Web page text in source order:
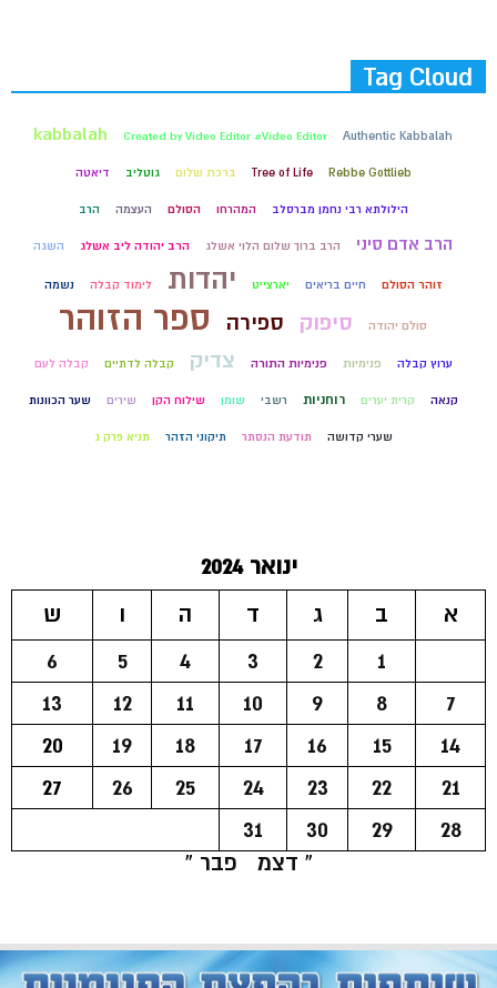
Tag Cloud
Authentic Kabbalah
Created by Video Editor #Video Editor
kabbalah
Rebbe Gottlieb
Tree of Life ברכת שלום גוטליב דיאטה
הילולתא רבי נחמן מברסלב המהרחו הסולם העצמה הרב
הרב אדם סיני הרב ברוך שלום הלוי אשלג הרב יהודה ליב אשלג השגה
זוהר הסולם חיים בריאים יארצייט יהדות לימוד קבלה נשמה
סולם יהודה סיפוק ספירה ספר הזוהר
ערוץ קבלה פנימיות פנימיות התורה צדיק קבלה לדתיים קבלה לעם
קנאה קרית יערים רוחניות רשבי שומן שילוח הקן שירים שער הכוונות
שערי קדושה תודעת הנסתר תיקוני הזהר תניא פרק ג
ינואר 2024
א
ב ג ד ה ו
ש
1
2
3
4
5
6
7
8
9
10
11
12
13
14
15
16
17
18
19
20
21
22
23
24
25
26
27
28
29
30
31
« דצמ
פבר »